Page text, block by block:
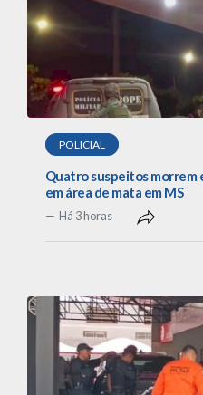
POLICIAL
Quatro suspeitos morrem
em área de mata em MS
Há 3 horas